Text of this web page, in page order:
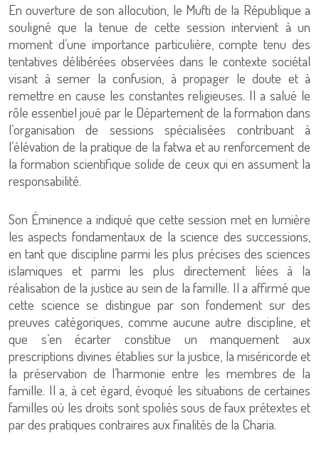
En ouverture de son allocution, le Mufti de la République a
souligné que la tenue de cette session intervient à un
moment d’une importance particulière, compte tenu des
tentatives délibérées observées dans le contexte sociétal
visant à semer la confusion, à propager le doute et à
remettre en cause les constantes religieuses. Il a salué le
rôle essentiel joué par le Département de la formation dans
l’organisation de sessions spécialisées contribuant à
l’élévation de la pratique de la fatwa et au renforcement de
la formation scientifique solide de ceux qui en assument la
responsabilité.
Son Éminence a indiqué que cette session met en lumière
les aspects fondamentaux de la science des successions,
en tant que discipline parmi les plus précises des sciences
islamiques et parmi les plus directement liées à la
réalisation de la justice au sein de la famille. Il a affirmé que
cette science se distingue par son fondement sur des
preuves catégoriques, comme aucune autre discipline, et
que s’en écarter constitue un manquement aux
prescriptions divines établies sur la justice, la miséricorde et
la préservation de l’harmonie entre les membres de la
famille. Il a, à cet égard, évoqué les situations de certaines
familles où les droits sont spoliés sous de faux prétextes et
par des pratiques contraires aux finalités de la Charia.